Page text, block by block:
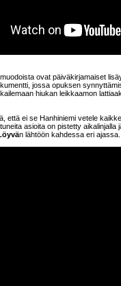
ovat päiväkirjamaiset
jossa opuksen
hiukan leikkaamon
että ei se Hanhiniemi vetele
asioita on pistetty
n lähtöön kahdessa eri ajassa.